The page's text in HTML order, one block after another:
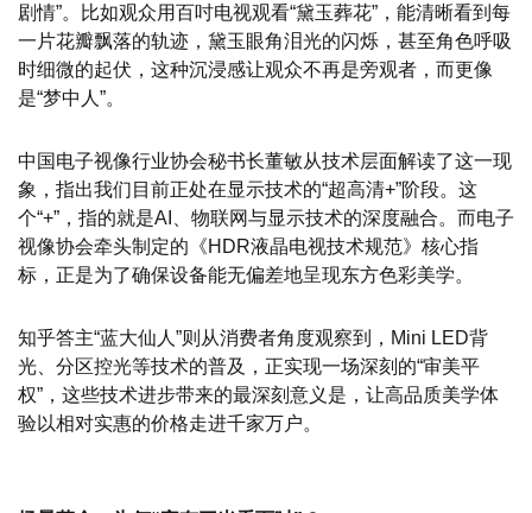
剧情”。比如观众用百吋电视观看“黛玉葬花”，能清晰看到每
一片花瓣飘落的轨迹，黛玉眼角泪光的闪烁，甚至角色呼吸
时细微的起伏，这种沉浸感让观众不再是旁观者，而更像
是“梦中人”。
中国电子视像行业协会秘书长董敏从技术层面解读了这一现
象，指出我们目前正处在显示技术的“超高清+”阶段。这
个“+”，指的就是AI、物联网与显示技术的深度融合。而电子
视像协会牵头制定的《HDR液晶电视技术规范》核心指
标，正是为了确保设备能无偏差地呈现东方色彩美学。
知乎答主“蓝大仙人”则从消费者角度观察到，Mini LED背
光、分区控光等技术的普及，正实现一场深刻的“审美平
权”，这些技术进步带来的最深刻意义是，让高品质美学体
验以相对实惠的价格走进千家万户。